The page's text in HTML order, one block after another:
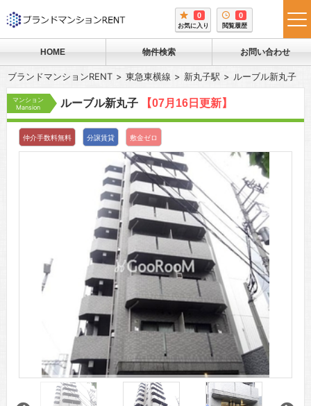
0
お気に入り
0
閲覧履歴
HOME 物件検索 お問い合わせ
ブランドマンションRENT 東急東横線 新丸子駅 ルーブル新丸子
マンション
Mansion
ルーブル新丸子 【07月16日更新】
仲介手数料無料 分譲賃貸 敷金ゼロ